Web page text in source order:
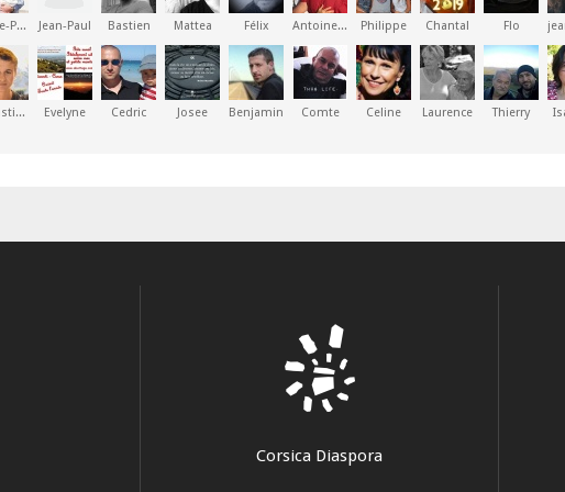
Pierre-Paul Jean-Paul Bastien Mattea Félix Antoinette Philippe Chantal Flo
Sébastien Evelyne Cedric Josee Benjamin Comte Celine Laurence Thierry
Corsica Diaspora